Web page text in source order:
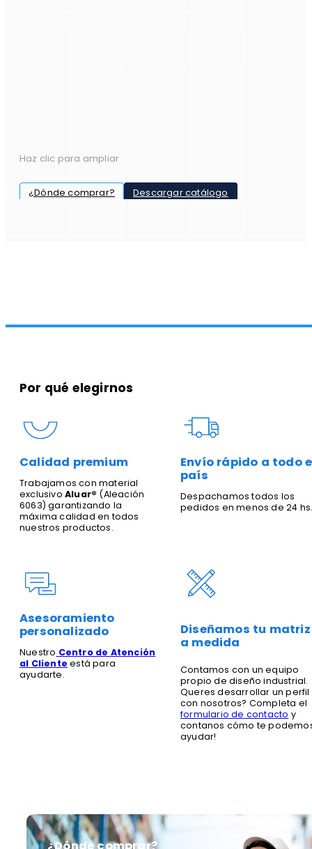
Haz clic para ampliar
¿Dónde comprar? Descargar catálogo
Por qué elegirnos
Calidad premium
Trabajamos con material
exclusivo Aluar® (Aleación
6063) garantizando la
máxima calidad en todos
nuestros productos.
Envío rápido a todo
país
Despachamos todos los
pedidos en menos de 24
Asesoramiento
personalizado
Nuestro Centro de Atención
al Cliente está para
ayudarte.
Diseñamos tu matriz
a medida
Contamos con un equipo
propio de diseño industrial.
Queres desarrollar un perfil
con nosotros? Completa el
formulario de contacto y
contanos cómo te
ayudar!
¿Dónde comprar?